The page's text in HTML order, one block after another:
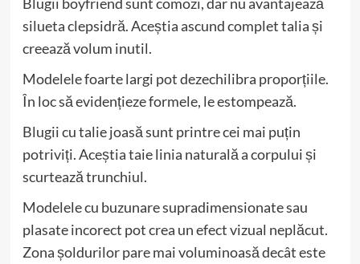
silueta clepsidră. Aceștia ascund complet talia și
creează volum inutil.
Modelele foarte largi pot dezechilibra proporțiile.
În loc să evidențieze formele, le estompează.
Blugii cu talie joasă sunt printre cei mai puțin
potriviți. Aceștia taie linia naturală a corpului și
scurtează trunchiul.
Modelele cu buzunare supradimensionate sau
plasate incorect pot crea un efect vizual neplăcut.
Zona șoldurilor pare mai voluminoasă decât este